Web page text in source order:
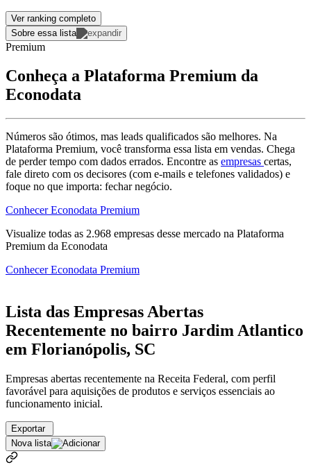
Ver ranking completo
Sobre essa lista
Premium
Conheça a Plataforma Premium da
Econodata
Números são ótimos, mas leads qualificados são melhores. Na
Plataforma Premium, você transforma essa lista em vendas. Chega
de perder tempo com dados errados. Encontre as empresas certas,
fale direto com os decisores (com e-mails e telefones validados) e
foque no que importa: fechar negócio.
Conhecer Econodata Premium
Visualize todas as 2.968 empresas desse mercado na Plataforma
Premium da Econodata
Conhecer Econodata Premium
Lista das Empresas Abertas
Recentemente no bairro Jardim Atlantico
em Florianópolis, SC
Empresas abertas recentemente na Receita Federal, com perfil
favorável para aquisições de produtos e serviços essenciais ao
funcionamento inicial.
Exportar
Nova lista